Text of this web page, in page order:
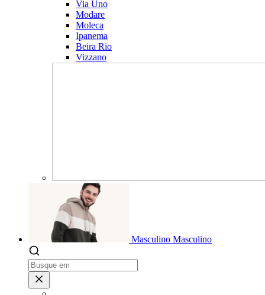
Via Uno
Modare
Moleca
Ipanema
Beira Rio
Vizzano
Masculino Masculino